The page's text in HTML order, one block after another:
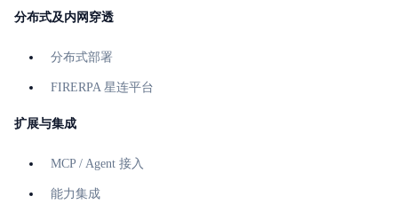
分布式及内网穿透
分布式部署
FIRERPA 星连平台
扩展与集成
MCP / Agent 接入
能力集成